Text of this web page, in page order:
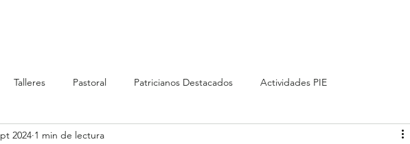
Talleres Pastoral Patricianos Destacados Actividades PIE
2024 1 min de lectura